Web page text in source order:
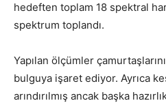
hedeften toplam 18 spektral
spektrum toplandı.
Yapılan ölçümler
bulguya işaret ediyor. Ayrıca
arındırılmış ancak başka